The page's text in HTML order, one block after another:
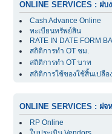
ONLINE SERVICES : ฝบ
Cash Advance Online
ทะเบียนทรัพย์สิน
RATE IN DATE FORM
สถิติการทำ OT ชม.
สถิติการทำ OT บาท
สถิติการใช้ของใช้สิ้นเปลือง
ONLINE SERVICES : ฝจ
RP Online